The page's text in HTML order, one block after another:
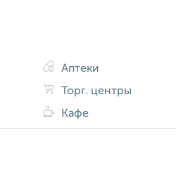
Аптеки
Торг. центры
Кафе